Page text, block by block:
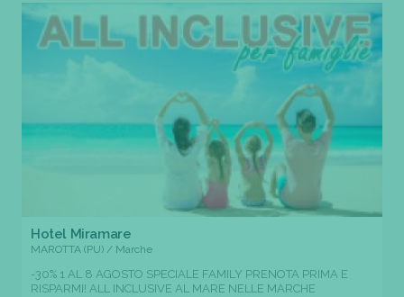
Hotel Miramare
MAROTTA (PU) / Marche
-30% 1 AL 8 AGOSTO SPECIALE FAMILY PRENOTA PRIMA E
RISPARMI! ALL INCLUSIVE AL MARE NELLE MARCHE